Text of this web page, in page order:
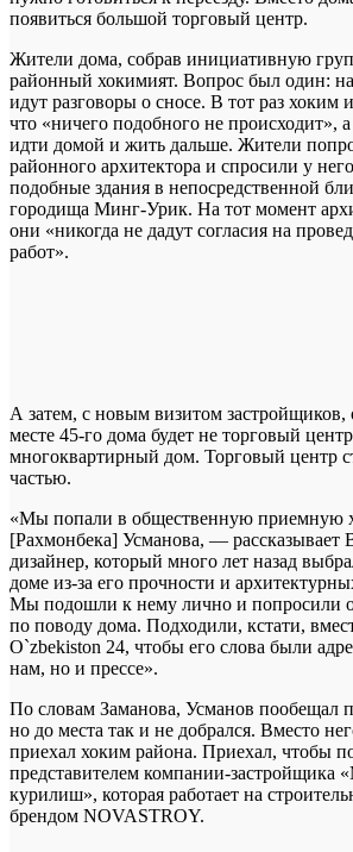
появиться большой торговый центр.
Жители дома, собрав инициативную
районный хокимият. Вопрос был один:
идут разговоры о сносе. В тот раз хоким
что «ничего подобного не происходит»,
идти домой и жить дальше. Жители
районного архитектора и спросили у
подобные здания в непосредственной
городища Минг-Урик. На тот момент
они «никогда не дадут согласия на
работ».
А затем, с новым визитом застройщиков,
месте 45-го дома будет не торговый
многоквартирный дом. Торговый центр
частью.
«Мы попали в общественную приемную
[Рахмонбека] Усманова, — рассказывает
дизайнер, который много лет назад
доме из-за его прочности и
Мы подошли к нему лично и попросили
по поводу дома. Подходили, кстати,
O`zbekiston 24, чтобы его слова были
нам, но и прессе».
По словам Заманова, Усманов пообещал
но до места так и не добрался. Вместо
приехал хоким района. Приехал, чтобы
представителем компании-застройщика
курилиш», которая работает на
брендом NOVASTROY.